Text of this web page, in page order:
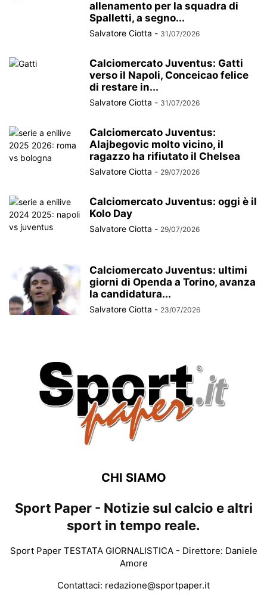
allenamento per la squadra di
Spalletti, a segno...
Salvatore Ciotta - 31/07/2026
Calciomercato Juventus: Gatti
verso il Napoli, Conceicao felice
di restare in...
Salvatore Ciotta - 31/07/2026
Calciomercato Juventus:
Alajbegovic molto vicino, il
ragazzo ha rifiutato il Chelsea
Salvatore Ciotta - 29/07/2026
Calciomercato Juventus: oggi è il
Kolo Day
Salvatore Ciotta - 29/07/2026
Calciomercato Juventus: ultimi
giorni di Openda a Torino, avanza
la candidatura...
Salvatore Ciotta - 23/07/2026
CHI SIAMO
Sport Paper - Notizie sul calcio e altri
sport in tempo reale.
Sport Paper TESTATA GIORNALISTICA - Direttore: Daniele
Amore
Contattaci: redazione@sportpaper.it